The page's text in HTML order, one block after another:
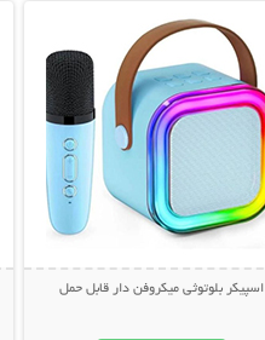
اسپیکر بلوتوثی میکروفن دار قابل حمل